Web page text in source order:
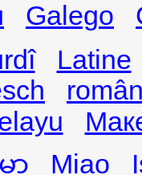
Galego
Latine
ာ Miao